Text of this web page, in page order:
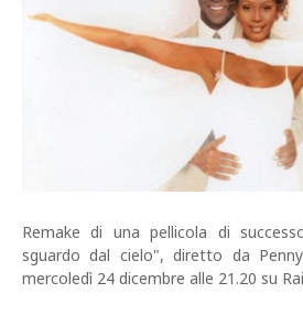
Remake di una pellicola di
sguardo dal cielo", diretto da
mercoledì 24 dicembre alle 21.20 su